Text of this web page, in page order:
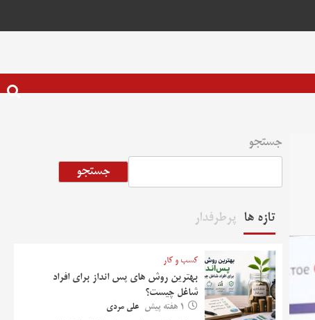
جستجو
جستجو
تازه ها پرطرفدار
کسب و کار
بهترین روش‌ های پس‌ انداز برای افراد
شاغل چیست؟
1 هفته پیش علی مردی